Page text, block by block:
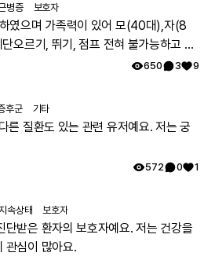
병증 보호자
였으며 가족력이 있어 모(40대),자(8
지만 위의 불가능한점을 빼고는 힘들지
레스건이 짧아서 그런거라고 운동 열
내다가 출산후 첫째아이도 같은 증상으
병의심으로 여러 검사를 하였으나 정
로 하고 주기적으로 외래만 다녔습니다.
외래
고, 잘못된 검사결과라고 찾고 있는중이
ㅠㅠ
650 3 9
후군 기타
른 질환도 있는 관련 유저예요. 저는 궁
572 0 1
속상태 보호자
단받은 환자의 보호자예요. 저는 건강을
관심이 많아요.